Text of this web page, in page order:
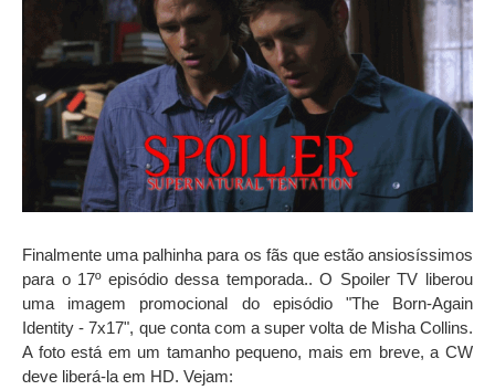
Finalmente uma palhinha para os fãs que estão ansiosíssimos
para o 17º episódio dessa temporada.. O Spoiler TV liberou
uma imagem promocional do episódio "The Born-Again
Identity - 7x17", que conta com a super volta de Misha Collins.
A foto está em um tamanho pequeno, mais em breve, a CW
deve liberá-la em HD. Vejam: